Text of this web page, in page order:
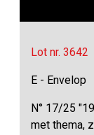
Lot nr. 3642
E - Envelop
N° 17/25
met thema,